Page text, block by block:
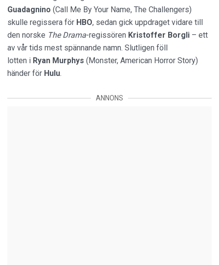
Guadagnino (Call Me By Your Name, The Challengers)
skulle regissera för HBO, sedan gick uppdraget vidare till
den norske The Drama-regissören Kristoffer Borgli – ett
av vår tids mest spännande namn. Slutligen föll
lotten i Ryan Murphys (Monster, American Horror Story)
händer för Hulu.
ANNONS